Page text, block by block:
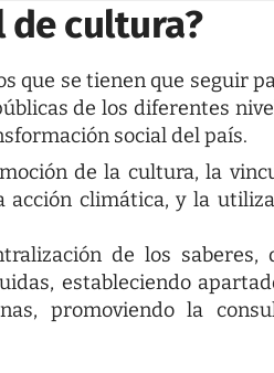
de cultura?
que se tienen que seguir
de los diferentes
social del país.
de la cultura, la
climática, y la
de los saberes,
estableciendo
promoviendo la